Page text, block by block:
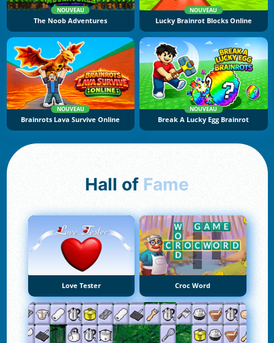
NOUVEAU
The Noob Adventures
NOUVEAU
Lucky Brainrot Blocks Online
NOUVEAU
Brainrots Lava Survive Online
NOUVEAU
Break A Lucky Egg Brainrot
Hall of Fame
Love Tester Croc Word